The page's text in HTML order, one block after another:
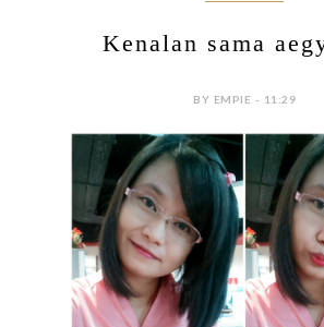
Kenalan sama
BY EMPIE - 11:29